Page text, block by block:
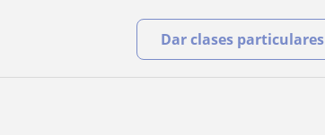
Dar clases particulares